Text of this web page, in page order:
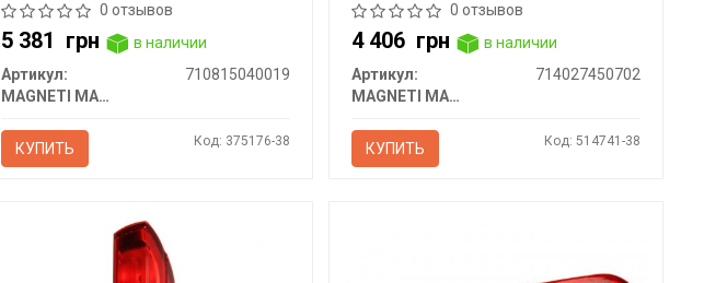
0 отзывов
5 381 грн
в наличии
Артикул:
710815040019
MAGNETI MARELLI
КУПИТЬ Код: 375176-38
0 отзывов
4 406 грн
в наличии
Артикул:
714027450702
MAGNETI MARELLI
КУПИТЬ Код: 514741-38